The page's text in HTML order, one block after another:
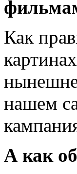
Как
нашем
А как